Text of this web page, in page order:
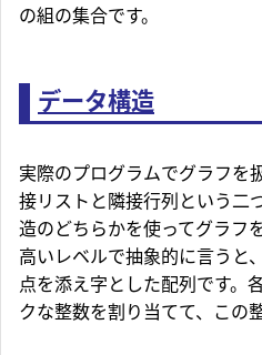
の組の集合です。
データ構造
実際のプログラムでグラフを
接リストと隣接行列という二
造のどちらかを使ってグラフ
高いレベルで抽象的に言うと
点を添え字とした配列です。
クな整数を割り当てて、この